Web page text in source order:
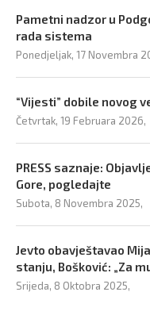
Pametni nadzor u
rada sistema
Ponedjeljak, 17 Novembra
“Vijesti” dobile novog
Četvrtak, 19 Februara 2026,
PRESS saznaje:
Gore, pogledajte
Subota, 8 Novembra 2025,
Jevto obavještavao
stanju, Bošković: „Za
Srijeda, 8 Oktobra 2025,